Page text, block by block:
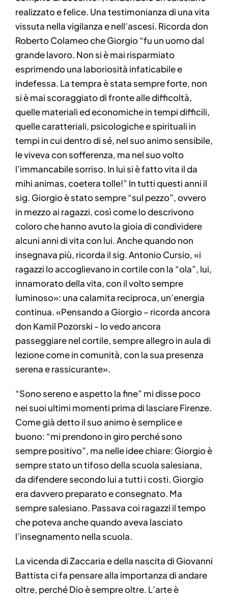
realizzato e felice. Una testimonianza di una vita
vissuta nella vigilanza e nell’ascesi. Ricorda don
Roberto Colameo che Giorgio “fu un uomo dal
grande lavoro. Non si è mai risparmiato
esprimendo una laboriosità infaticabile e
indefessa. La tempra è stata sempre forte, non
si è mai scoraggiato di fronte alle difficoltà,
quelle materiali ed economiche in tempi difficili,
quelle caratteriali, psicologiche e spirituali in
tempi in cui dentro di sé, nel suo animo sensibile,
le viveva con sofferenza, ma nel suo volto
l’immancabile sorriso. In lui si è fatto vita il da
mihi animas, coetera tolle!” In tutti questi anni il
sig. Giorgio è stato sempre “sul pezzo”, ovvero
in mezzo ai ragazzi, così come lo descrivono
coloro che hanno avuto la gioia di condividere
alcuni anni di vita con lui. Anche quando non
insegnava più, ricorda il sig. Antonio Cursio, «i
ragazzi lo accoglievano in cortile con la “ola”, lui,
innamorato della vita, con il volto sempre
luminoso»: una calamita reciproca, un’energia
continua. «Pensando a Giorgio – ricorda ancora
don Kamil Pozorski - lo vedo ancora
passeggiare nel cortile, sempre allegro in aula di
lezione come in comunità, con la sua presenza
serena e rassicurante».
“Sono sereno e aspetto la fine” mi disse poco
nei suoi ultimi momenti prima di lasciare Firenze.
Come già detto il suo animo è semplice e
buono: “mi prendono in giro perché sono
sempre positivo”, ma nelle idee chiare: Giorgio è
sempre stato un tifoso della scuola salesiana,
da difendere secondo lui a tutti i costi. Giorgio
era davvero preparato e consegnato. Ma
sempre salesiano. Passava coi ragazzi il tempo
che poteva anche quando aveva lasciato
l’insegnamento nella scuola.
La vicenda di Zaccaria e della nascita di Giovanni
Battista ci fa pensare alla importanza di andare
oltre, perché Dio è sempre oltre. L’arte è